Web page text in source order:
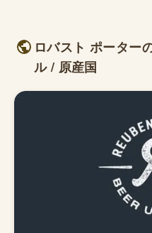
ロバスト ポーター
ル / 原産国